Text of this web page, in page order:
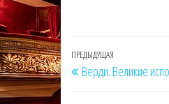
Навигация
по
Предыдущая
запись
ПРЕДЫДУЩАЯ
Верди. Великие